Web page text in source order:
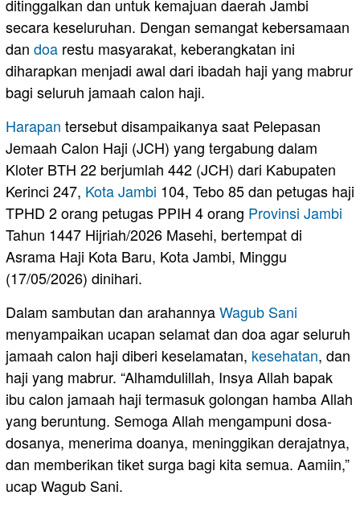
ditinggalkan dan untuk kemajuan daerah Jambi
secara keseluruhan. Dengan semangat kebersamaan
dan doa restu masyarakat, keberangkatan ini
diharapkan menjadi awal dari ibadah haji yang mabrur
bagi seluruh jamaah calon haji.
Harapan tersebut disampaikanya saat Pelepasan
Jemaah Calon Haji (JCH) yang tergabung dalam
Kloter BTH 22 berjumlah 442 (JCH) dari Kabupaten
Kerinci 247, Kota Jambi 104, Tebo 85 dan petugas haji
TPHD 2 orang petugas PPIH 4 orang Provinsi Jambi
Tahun 1447 Hijriah/2026 Masehi, bertempat di
Asrama Haji Kota Baru, Kota Jambi, Minggu
(17/05/2026) dinihari.
Dalam sambutan dan arahannyaWagub Sani
menyampaikan ucapan selamat dan doa agar seluruh
jamaah calon haji diberi keselamatan, kesehatan, dan
haji yang mabrur. “Alhamdulillah, Insya Allah bapak
ibu calon jamaah haji termasuk golongan hamba Allah
yang beruntung. Semoga Allah mengampuni dosa-
dosanya, menerima doanya, meninggikan derajatnya,
dan memberikan tiket surga bagi kita semua. Aamiin,”
ucap Wagub Sani.